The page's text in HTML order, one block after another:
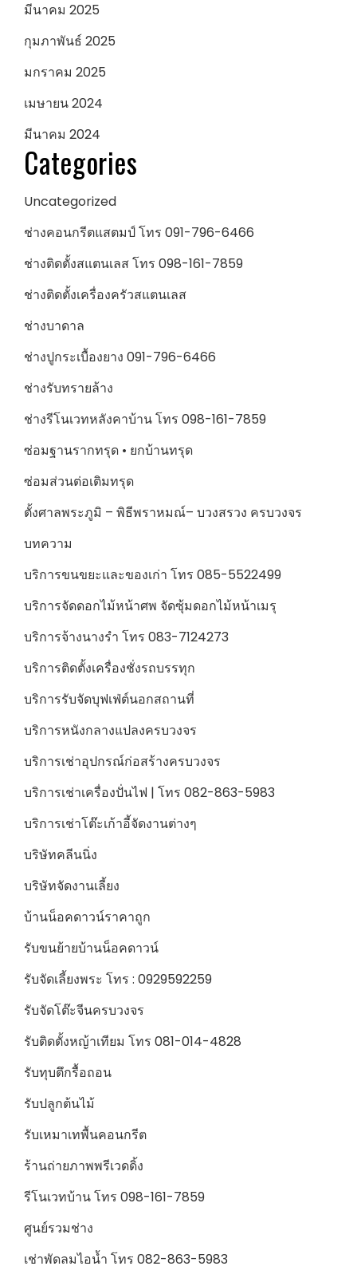
มีนาคม 2025
กุมภาพันธ์ 2025
มกราคม 2025
เมษายน 2024
มีนาคม 2024
Categories
Uncategorized
ช่างคอนกรีตแสตมป์ โทร 091-796-6466
ช่างติดตั้งสแตนเลส โทร 098-161-7859
ช่างติดตั้งเครื่องครัวสแตนเลส
ช่างบาดาล
ช่างปูกระเบื้องยาง 091-796-6466
ช่างรับทรายล้าง
ช่างรีโนเวทหลังคาบ้าน โทร 098-161-7859
ซ่อมฐานรากทรุด • ยกบ้านทรุด
ซ่อมส่วนต่อเติมทรุด
ตั้งศาลพระภูมิ – พิธีพราหมณ์– บวงสรวง ครบวงจร
บทความ
บริการขนขยะและของเก่า โทร 085-5522499
บริการจัดดอกไม้หน้าศพ จัดซุ้มดอกไม้หน้าเมรุ
บริการจ้างนางรำ โทร 083-7124273
บริการติดตั้งเครื่องชั่งรถบรรทุก
บริการรับจัดบุฟเฟ่ต์นอกสถานที่
บริการหนังกลางแปลงครบวงจร
บริการเช่าอุปกรณ์ก่อสร้างครบวงจร
บริการเช่าเครื่องปั่นไฟ | โทร 082-863-5983
บริการเช่าโต๊ะเก้าอี้จัดงานต่างๆ
บริษัทคลีนนิ่ง
บริษัทจัดงานเลี้ยง
บ้านน็อคดาวน์ราคาถูก
รับขนย้ายบ้านน็อคดาวน์
รับจัดเลี้ยงพระ โทร : 0929592259
รับจัดโต๊ะจีนครบวงจร
รับติดตั้งหญ้าเทียม โทร 081-014-4828
รับทุบตึกรื้อถอน
รับปลูกต้นไม้
รับเหมาเทพื้นคอนกรีต
ร้านถ่ายภาพพรีเวดดิ้ง
รีโนเวทบ้าน โทร 098-161-7859
ศูนย์รวมช่าง
เช่าพัดลมไอน้ำ โทร 082-863-5983